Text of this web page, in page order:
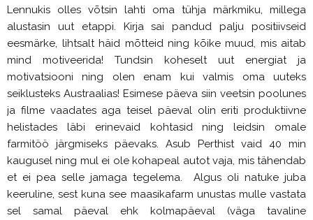
Lennukis olles võtsin lahti oma tühja märkmiku, millega
alustasin uut etappi. Kirja sai pandud palju positiivseid
eesmärke, lihtsalt häid mõtteid ning kõike muud, mis aitab
mind motiveerida! Tundsin koheselt uut energiat ja
motivatsiooni ning olen enam kui valmis oma uuteks
seiklusteks Austraalias! Esimese päeva siin veetsin poolunes
ja filme vaadates aga teisel päeval olin eriti produktiivne
helistades läbi erinevaid kohtasid ning leidsin omale
farmitöö järgmiseks päevaks. Asub Perthist vaid 40 min
kaugusel ning mul ei ole kohapeal autot vaja, mis tähendab
et ei pea selle jamaga tegelema. Algus oli natuke juba
keeruline, sest kuna see maasikafarm unustas mulle vastata
sel samal päeval ehk kolmapäeval (väga tavaline